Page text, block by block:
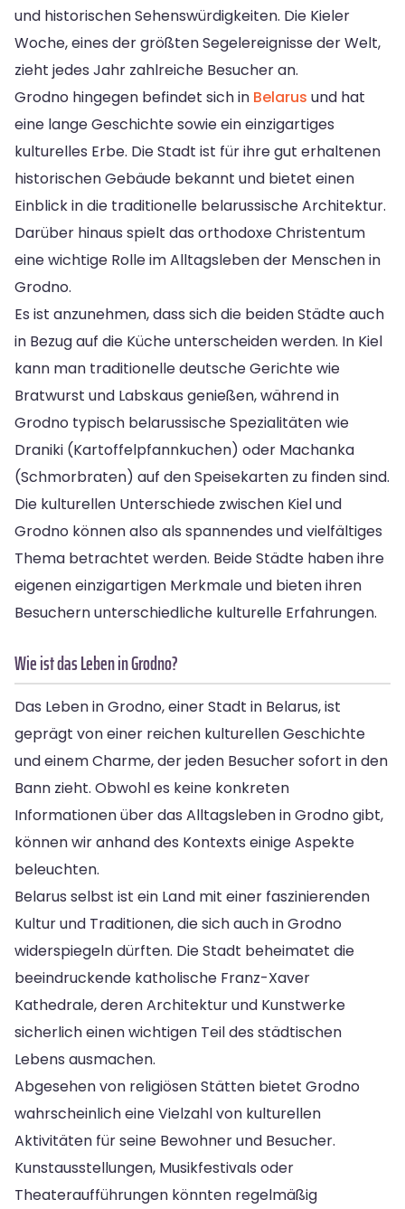
und historischen Sehenswürdigkeiten. Die Kieler
Woche, eines der größten Segelereignisse der Welt,
zieht jedes Jahr zahlreiche Besucher an.
Grodno hingegen befindet sich in Belarus und hat
eine lange Geschichte sowie ein einzigartiges
kulturelles Erbe. Die Stadt ist für ihre gut erhaltenen
historischen Gebäude bekannt und bietet einen
Einblick in die traditionelle belarussische Architektur.
Darüber hinaus spielt das orthodoxe Christentum
eine wichtige Rolle im Alltagsleben der Menschen in
Grodno.
Es ist anzunehmen, dass sich die beiden Städte auch
in Bezug auf die Küche unterscheiden werden. In Kiel
kann man traditionelle deutsche Gerichte wie
Bratwurst und Labskaus genießen, während in
Grodno typisch belarussische Spezialitäten wie
Draniki (Kartoffelpfannkuchen) oder Machanka
(Schmorbraten) auf den Speisekarten zu finden sind.
Die kulturellen Unterschiede zwischen Kiel und
Grodno können also als spannendes und vielfältiges
Thema betrachtet werden. Beide Städte haben ihre
eigenen einzigartigen Merkmale und bieten ihren
Besuchern unterschiedliche kulturelle Erfahrungen.
Wie ist das Leben in Grodno?
Das Leben in Grodno, einer Stadt in Belarus, ist
geprägt von einer reichen kulturellen Geschichte
und einem Charme, der jeden Besucher sofort in den
Bann zieht. Obwohl es keine konkreten
Informationen über das Alltagsleben in Grodno gibt,
können wir anhand des Kontexts einige Aspekte
beleuchten.
Belarus selbst ist ein Land mit einer faszinierenden
Kultur und Traditionen, die sich auch in Grodno
widerspiegeln dürften. Die Stadt beheimatet die
beeindruckende katholische Franz-Xaver
Kathedrale, deren Architektur und Kunstwerke
sicherlich einen wichtigen Teil des städtischen
Lebens ausmachen.
Abgesehen von religiösen Stätten bietet Grodno
wahrscheinlich eine Vielzahl von kulturellen
Aktivitäten für seine Bewohner und Besucher.
Kunstausstellungen, Musikfestivals oder
Theateraufführungen könnten regelmäßig